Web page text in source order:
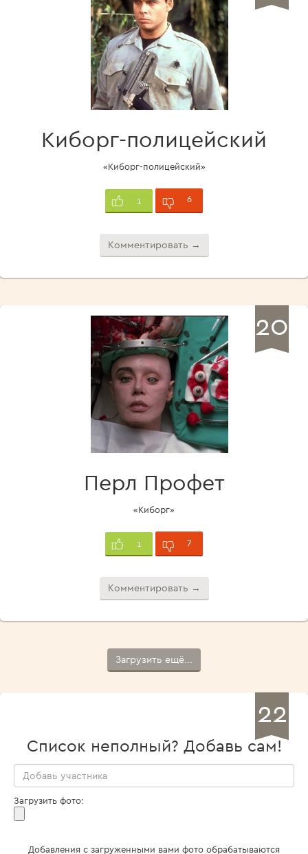
Киборг-полицейский
«Киборг-полицейский»
1 6
Комментировать →
20
Перл Профет
«Киборг»
1 7
Комментировать →
Загрузить ещё...
22
Список неполный? Добавь сам!
Загрузить фото:
Добавления с загруженными вами фото обрабатываются